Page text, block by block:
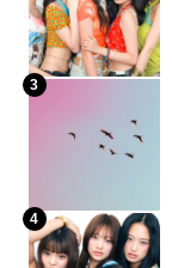
3
4